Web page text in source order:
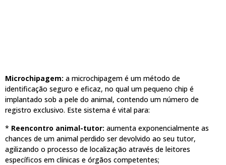
Microchipagem: a microchipagem é um método de
identificação seguro e eficaz, no qual um pequeno chip é
implantado sob a pele do animal, contendo um número de
registro exclusivo. Este sistema é vital para:
* Reencontro animal-tutor: aumenta exponencialmente as
chances de um animal perdido ser devolvido ao seu tutor,
agilizando o processo de localização através de leitores
específicos em clínicas e órgãos competentes;